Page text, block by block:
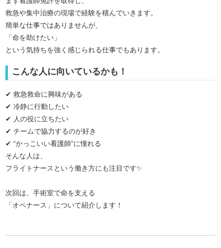
救急や集中治療の現場で経験を積んでいきます。
簡単な仕事ではありませんが、
「命を助けたい」
という気持ちを強く感じられる仕事でもあります。
こんな人に向いているかも！
✔ 救急救命に興味がある
✔ 冷静に行動したい
✔ 人の役に立ちたい
✔ チームで協力するのが好き
✔ “かっこいい看護師”に憧れる
そんな人は、
フライトナースという働き方にも注目です✨
次回は、手術室で命を支える
「オペナース」について紹介します！